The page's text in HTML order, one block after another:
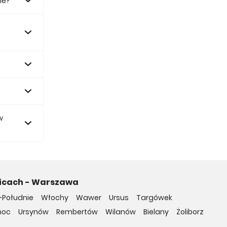
- Warszawa
Włochy Wawer Ursus
Targówek
Ursynów Rembertów Wilanów Bielany Żoliborz